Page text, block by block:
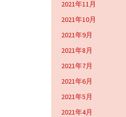
2021年11月
2021年10月
2021年9月
2021年8月
2021年7月
2021年6月
2021年5月
2021年4月